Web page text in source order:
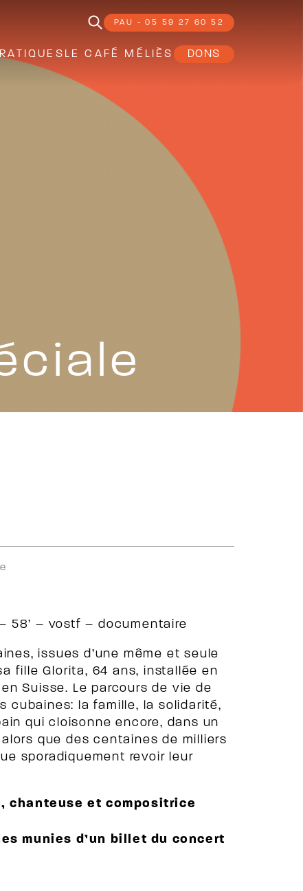
PAU - 05 59 27 60 52
LE CAFÉ MÉLIÈS DONS
58’ – vostf – documentaire
issues d’une même et seule
fille Glorita, 64 ans, installée en
Suisse. Le parcours de vie de
cubaines: la famille, la solidarité,
qui cloisonne encore, dans un
que des centaines de milliers
sporadiquement revoir leur
chanteuse et compositrice
munies d’un billet du concert